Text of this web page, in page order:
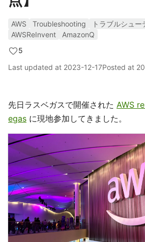
AWS Troubleshooting
トラブルシュー
AWSReInvent
AmazonQ
5
Last updated at 2023-12-17Posted at
先日ラスベガスで開催された AWS
egas に現地参加してきました。